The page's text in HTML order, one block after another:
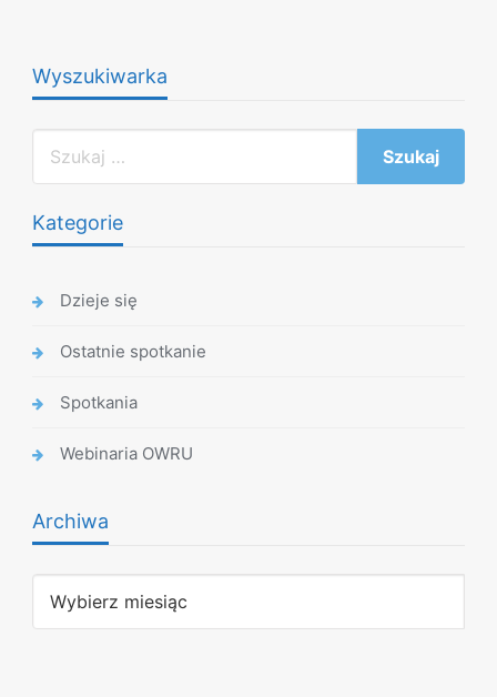
Wyszukiwarka
Kategorie
Dzieje się
Ostatnie spotkanie
Spotkania
Webinaria OWRU
Archiwa